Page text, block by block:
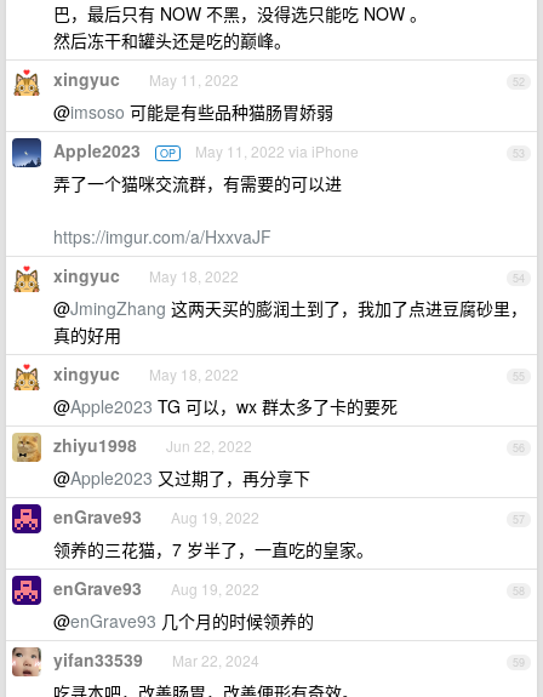
巴，最后只有 NOW 不黑，没得选只能吃 NOW 。
然后冻干和罐头还是吃的巅峰。
52
xingyuc May 11, 2022
@imsoso 可能是有些品种猫肠胃娇弱
53
Apple2023 OP May 11, 2022 via iPhone
弄了一个猫咪交流群，有需要的可以进
https://imgur.com/a/HxxvaJF
54
xingyuc May 18, 2022
@JmingZhang 这两天买的膨润土到了，我加了点进豆腐砂里，
真的好用
55
xingyuc May 18, 2022
@Apple2023 TG 可以，wx 群太多了卡的要死
56
zhiyu1998 Jun 22, 2022
@Apple2023 又过期了，再分享下
57
enGrave93 Aug 19, 2022
领养的三花猫，7 岁半了，一直吃的皇家。
58
enGrave93 Aug 19, 2022
@enGrave93 几个月的时候领养的
59
yifan33539 Mar 22, 2024
吃寻本吧，改善肠胃，改善便形有奇效。